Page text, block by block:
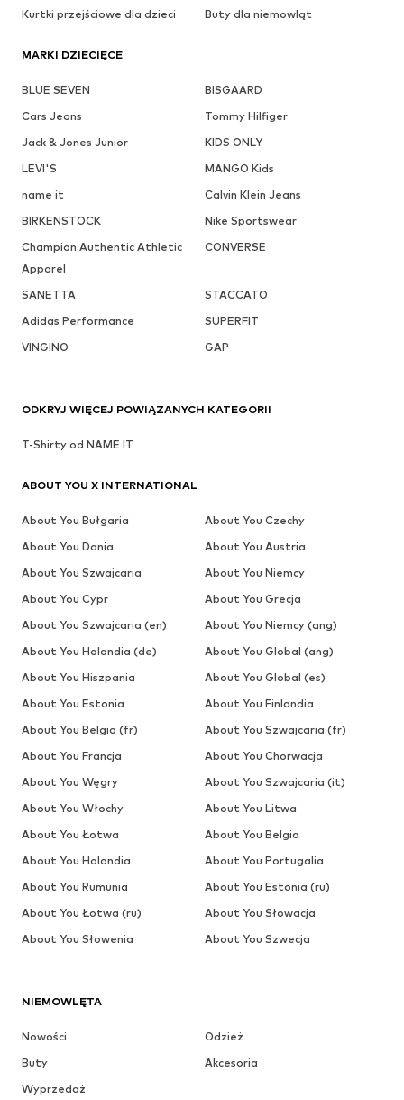
Kurtki przejściowe dla dzieci
Buty dla niemowląt
MARKI DZIECIĘCE
BLUE SEVEN
BISGAARD
Cars Jeans
Tommy Hilfiger
Jack & Jones Junior
KIDS ONLY
LEVI'S
MANGO Kids
name it
Calvin Klein Jeans
BIRKENSTOCK
Nike Sportswear
Champion Authentic Athletic
Apparel
CONVERSE
SANETTA
STACCATO
Adidas Performance
SUPERFIT
VINGINO
GAP
NIEMOWLĘTA
Nowości
Odzież
Buty
Akcesoria
Wyprzedaż
ODKRYJ WIĘCEJ POWIĄZANYCH KATEGORII
T-Shirty od NAME IT
ABOUT YOU X INTERNATIONAL
About You Bułgaria
About You Czechy
About You Dania
About You Austria
About You Szwajcaria
About You Niemcy
About You Cypr
About You Grecja
About You Szwajcaria (en)
About You Niemcy (ang)
About You Holandia (de)
About You Global (ang)
About You Hiszpania
About You Global (es)
About You Estonia
About You Finlandia
About You Belgia (fr)
About You Szwajcaria (fr)
About You Francja
About You Chorwacja
About You Węgry
About You Szwajcaria (it)
About You Włochy
About You Litwa
About You Łotwa
About You Belgia
About You Holandia
About You Portugalia
About You Rumunia
About You Estonia (ru)
About You Łotwa (ru)
About You Słowacja
About You Słowenia
About You Szwecja